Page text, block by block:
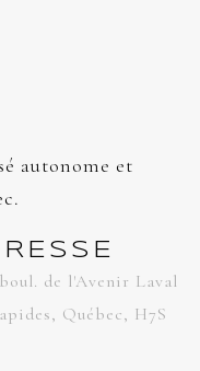
autonome et
boul. de l'Avenir Laval
Québec, H7S